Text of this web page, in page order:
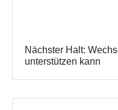
Nächster Halt:
unterstützen kann